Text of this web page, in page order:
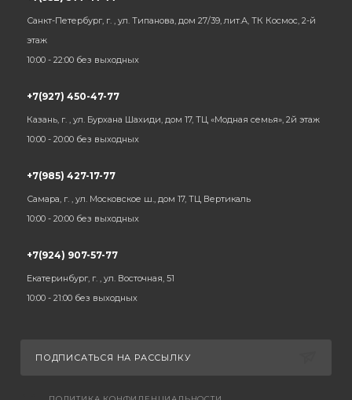
Санкт-Петербург, г. , ул. Типанова, дом 27/39, лит.А, ТК Космос, 2-й
этаж
10:00 - 22:00 без выходных
+7(927) 450-47-77
Казань, г. , ул. Бурхана Шахиди, дом 17, ТЦ «Модная семья», 2й этаж
10:00 - 20:00 без выходных
+7(985) 427-17-77
Самара, г. , ул. Московское ш., дом 17, ТЦ Вертикаль
10:00 - 20:00 без выходных
+7(924) 907-57-77
Екатеринбург, г. , ул. Восточная, 51
10:00 - 21:00 без выходных
ПОДПИСАТЬСЯ НА РАССЫЛКУ